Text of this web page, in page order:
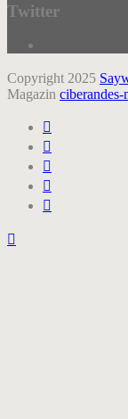
Twitter
Copyright 2025
Magazin